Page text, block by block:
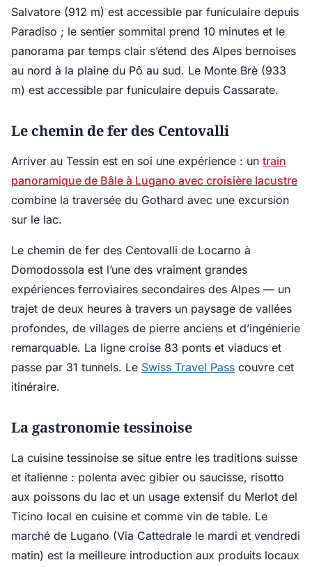
Salvatore (912 m) est accessible par funiculaire depuis
Paradiso ; le sentier sommital prend 10 minutes et le
panorama par temps clair s’étend des Alpes bernoises
au nord à la plaine du Pô au sud. Le Monte Brè (933
m) est accessible par funiculaire depuis Cassarate.
Le chemin de fer des Centovalli
Arriver au Tessin est en soi une expérience : un train
panoramique de Bâle à Lugano avec croisière lacustre
combine la traversée du Gothard avec une excursion
sur le lac.
Le chemin de fer des Centovalli de Locarno à
Domodossola est l’une des vraiment grandes
expériences ferroviaires secondaires des Alpes — un
trajet de deux heures à travers un paysage de vallées
profondes, de villages de pierre anciens et d’ingénierie
remarquable. La ligne croise 83 ponts et viaducs et
passe par 31 tunnels. Le Swiss Travel Pass couvre cet
itinéraire.
La gastronomie tessinoise
La cuisine tessinoise se situe entre les traditions suisse
et italienne : polenta avec gibier ou saucisse, risotto
aux poissons du lac et un usage extensif du Merlot del
Ticino local en cuisine et comme vin de table. Le
marché de Lugano (Via Cattedrale le mardi et vendredi
matin) est la meilleure introduction aux produits locaux